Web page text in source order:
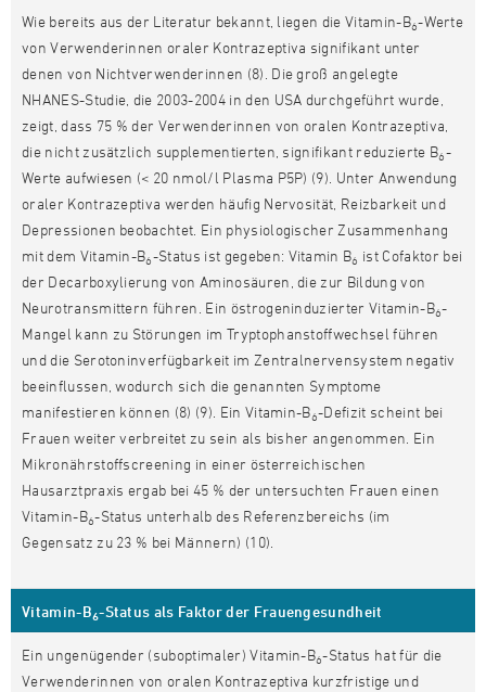
Wie bereits aus der Literatur bekannt, liegen die Vitamin-B6-Werte
von Verwenderinnen oraler Kontrazeptiva signifikant unter
denen von Nichtverwenderinnen (8). Die groß angelegte
NHANES-Studie, die 2003-2004 in den USA durchgeführt wurde,
zeigt, dass 75 % der Verwenderinnen von oralen Kontrazeptiva,
die nicht zusätzlich supplementierten, signifikant reduzierte B6-
Werte aufwiesen (< 20 nmol/l Plasma P5P) (9). Unter Anwendung
oraler Kontrazeptiva werden häufig Nervosität, Reizbarkeit und
Depressionen beobachtet. Ein physiologischer Zusammenhang
mit dem Vitamin-B6-Status ist gegeben: Vitamin B6 ist Cofaktor bei
der Decarboxylierung von Aminosäuren, die zur Bildung von
Neurotransmittern führen. Ein östrogeninduzierter Vitamin-B6-
Mangel kann zu Störungen im Tryptophanstoffwechsel führen
und die Serotoninverfügbarkeit im Zentralnervensystem negativ
beeinflussen, wodurch sich die genannten Symptome
manifestieren können (8) (9). Ein Vitamin-B6-Defizit scheint bei
Frauen weiter verbreitet zu sein als bisher angenommen. Ein
Mikronährstoffscreening in einer österreichischen
Hausarztpraxis ergab bei 45 % der untersuchten Frauen einen
Vitamin-B6-Status unterhalb des Referenzbereichs (im
Gegensatz zu 23 % bei Männern) (10).
Vitamin-B6-Status als Faktor der Frauengesundheit
Ein ungenügender (suboptimaler) Vitamin-B6-Status hat für die
Verwenderinnen von oralen Kontrazeptiva kurzfristige und